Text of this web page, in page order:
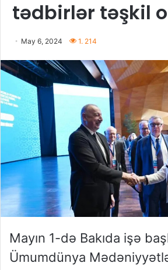
tədbirlər təşkil
May 6, 2024 1. 214
Mayın 1-də Bakıda işə
Ümumdünya